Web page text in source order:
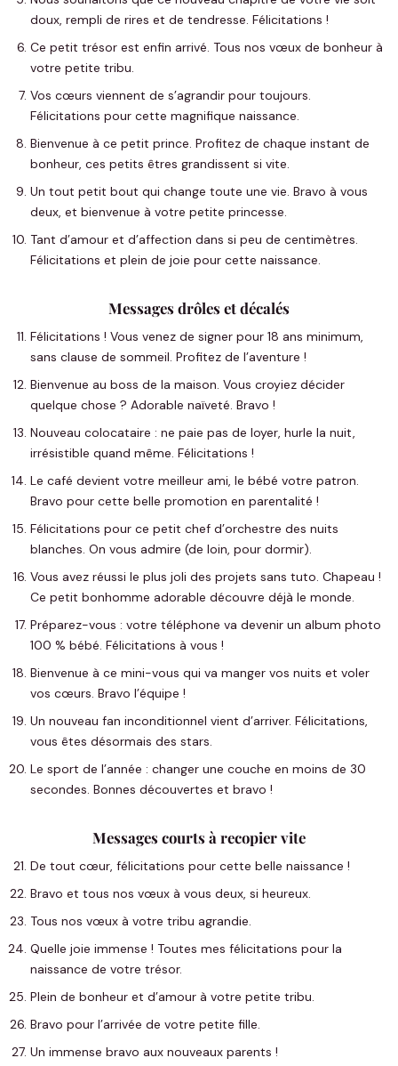
doux, rempli de rires et de tendresse. Félicitations !
Ce petit trésor est enfin arrivé. Tous nos vœux de bonheur à
votre petite tribu.
Vos cœurs viennent de s’agrandir pour toujours.
Félicitations pour cette magnifique naissance.
Bienvenue à ce petit prince. Profitez de chaque instant de
bonheur, ces petits êtres grandissent si vite.
Un tout petit bout qui change toute une vie. Bravo à vous
deux, et bienvenue à votre petite princesse.
Tant d’amour et d’affection dans si peu de centimètres.
Félicitations et plein de joie pour cette naissance.
Messages drôles et décalés
Félicitations ! Vous venez de signer pour 18 ans minimum,
sans clause de sommeil. Profitez de l’aventure !
Bienvenue au boss de la maison. Vous croyiez décider
quelque chose ? Adorable naïveté. Bravo !
Nouveau colocataire : ne paie pas de loyer, hurle la nuit,
irrésistible quand même. Félicitations !
Le café devient votre meilleur ami, le bébé votre patron.
Bravo pour cette belle promotion en parentalité !
Félicitations pour ce petit chef d’orchestre des nuits
blanches. On vous admire (de loin, pour dormir).
Vous avez réussi le plus joli des projets sans tuto. Chapeau !
Ce petit bonhomme adorable découvre déjà le monde.
Préparez-vous : votre téléphone va devenir un album photo
100 % bébé. Félicitations à vous !
Bienvenue à ce mini-vous qui va manger vos nuits et voler
vos cœurs. Bravo l’équipe !
Un nouveau fan inconditionnel vient d’arriver. Félicitations,
vous êtes désormais des stars.
Le sport de l’année : changer une couche en moins de 30
secondes. Bonnes découvertes et bravo !
Messages courts à recopier vite
De tout cœur, félicitations pour cette belle naissance !
Bravo et tous nos vœux à vous deux, si heureux.
Tous nos vœux à votre tribu agrandie.
Quelle joie immense ! Toutes mes félicitations pour la
naissance de votre trésor.
Plein de bonheur et d’amour à votre petite tribu.
Bravo pour l’arrivée de votre petite fille.
Un immense bravo aux nouveaux parents !